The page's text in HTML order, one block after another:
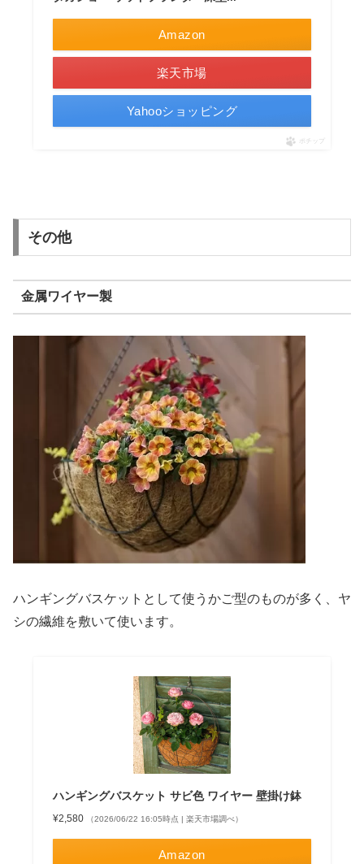
Amazon
楽天市場
Yahooショッピング
ポチップ
その他
金属ワイヤー製
ハンギングバスケットとして使うかご型のものが多く、ヤ
シの繊維を敷いて使います。
ハンギングバスケット サビ色 ワイヤー 壁掛け鉢
¥2,580 （2026/06/22 16:05時点 | 楽天市場調べ）
Amazon